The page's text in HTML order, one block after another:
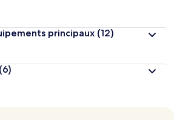
principaux (12)
(6)